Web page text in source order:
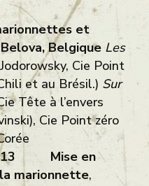
et
Belgique Les
Cie Point
et au Brésil.) Sur
Tête à l’envers
Cie Point zéro
Mise en
marionnette,